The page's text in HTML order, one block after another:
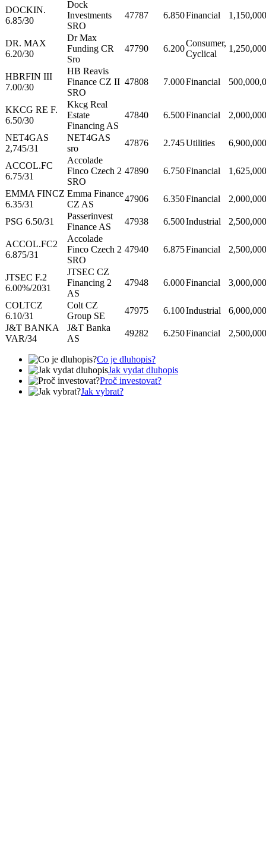
DOCKIN.
6.85/30
Dock
Investments
SRO
47787 6.850Financial
DR. MAX
6.20/30
Dr Max
Funding CR
Sro
47790 6.200
Consumer,
Cyclical
HBRFIN III
7.00/30
HB Reavis
Finance CZ II
SRO
47808 7.000Financial
KKCG RE F.
6.50/30
Kkcg Real
Estate
Financing AS
47840 6.500Financial
NET4GAS
2,745/31
NET4GAS
sro
47876 2.745Utilities
ACCOL.FC
6.75/31
Accolade
Finco Czech 2
SRO
47890 6.750Financial
EMMA FINCZ
6.35/31
Emma Finance
CZ AS
47906 6.350Financial
PSG 6.50/31
Passerinvest
Finance AS
47938 6.500Industrial
ACCOL.FC2
6.875/31
Accolade
Finco Czech 2
SRO
47940 6.875Financial
JTSEC F.2
6.00%/2031
JTSEC CZ
Financing 2
AS
47948 6.000Financial
COLTCZ
6.10/31
Colt CZ
Group SE
47975 6.100Industrial
J&T BANKA
VAR/34
J&T Banka
AS
49282 6.250Financial
Co je dluhopis?
Jak vydat dluhopis
Proč investovat?
Jak vybrat?